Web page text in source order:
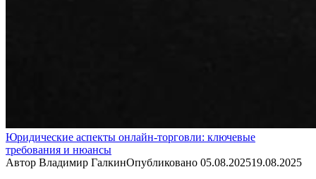
Юридические аспекты онлайн-торговли: ключевые
требования и нюансы
Автор Владимир ГалкинОпубликовано 05.08.202519.08.2025